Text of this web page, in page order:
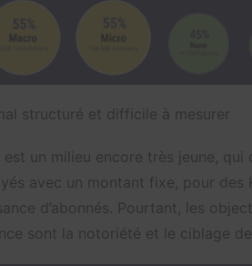
structuré et difficile à mesurer
est un milieu encore très jeune,
avec un montant fixe, pour des
d’abonnés. Pourtant, les
sont la notoriété et le ciblage